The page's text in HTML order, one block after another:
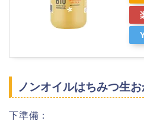
ノンオイルはちみつ生
下準備：